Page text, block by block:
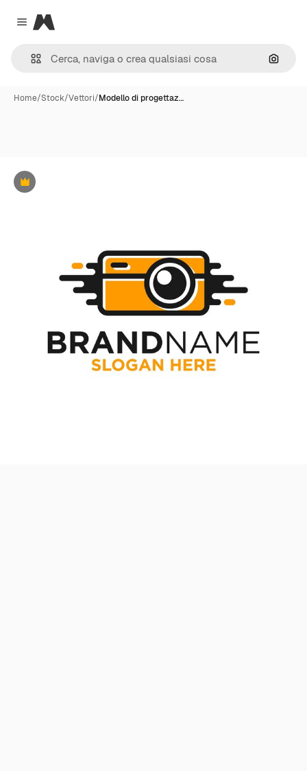
Close menu
Magnific
Cerca
Home/Stock/Vettori/Modello di progettaz…
Premium